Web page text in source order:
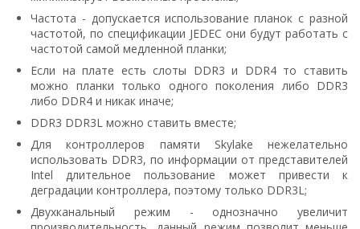
Частота - допускается использование планок с разной
частотой, по спецификации JEDEC они будут работать с
частотой самой медленной планки;
Если на плате есть слоты DDR3 и DDR4 то ставить
можно планки только одного поколения либо DDR3
либо DDR4 и никак иначе;
DDR3 DDR3L можно ставить вместе;
Для контроллеров памяти Skylake нежелательно
использовать DDR3, по информации от представителей
Intel длительное пользование может привести к
деградации контроллера, поэтому только DDR3L;
Двухканальный режим - однозначно увеличит